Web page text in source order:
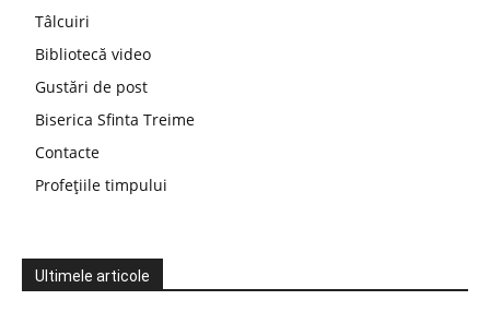
Tâlcuiri
Bibliotecă video
Gustări de post
Biserica Sfinta Treime
Contacte
Profețiile timpului
Ultimele articole